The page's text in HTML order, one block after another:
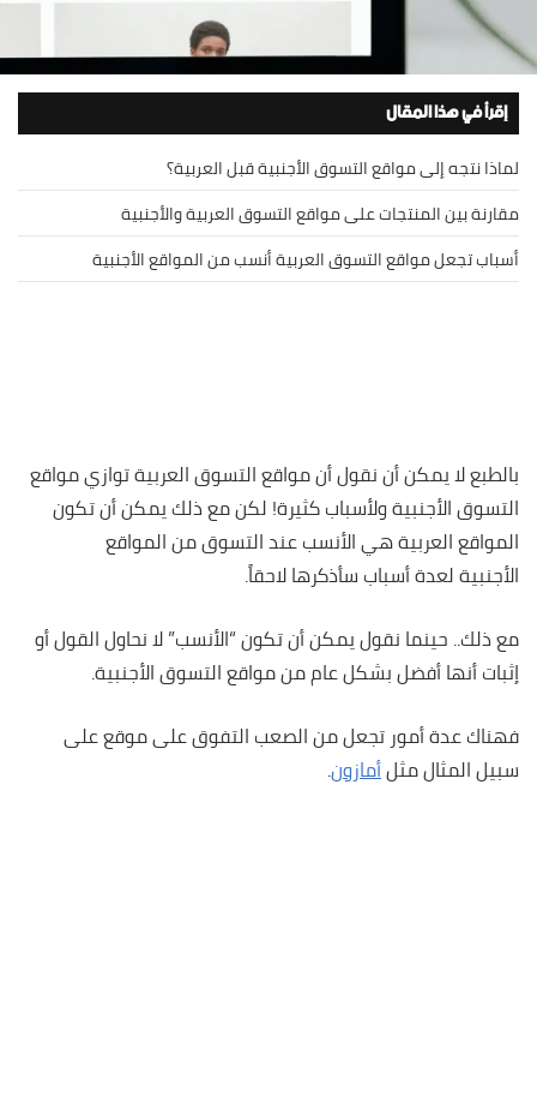
إقرأ في هذا المقال
لماذا نتجه إلى مواقع التسوق الأجنبية قبل العربية؟
مقارنة بين المنتجات على مواقع التسوق العربية والأجنبية
أسباب تجعل مواقع التسوق العربية أنسب من المواقع الأجنبية
بالطبع لا يمكن أن نقول أن مواقع التسوق العربية توازي مواقع
التسوق الأجنبية ولأسباب كثيرة! لكن مع ذلك يمكن أن تكون
المواقع العربية هي الأنسب عند التسوق من المواقع
الأجنبية لعدة أسباب سأذكرها لاحقاً.
مع ذلك.. حينما نقوليمكن أن تكون “الأنسب” لا نحاول القول أو
إثبات أنها أفضل بشكل عام من مواقع التسوق الأجنبية.
فهناك عدة أمور تجعل من الصعب التفوق على موقع على
سبيل المثال مثلأمازون.